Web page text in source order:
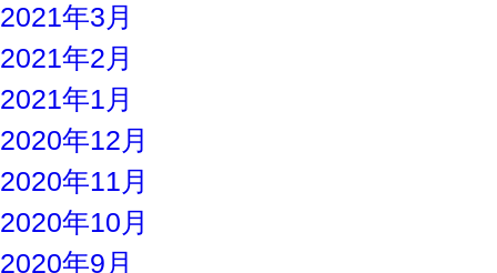
2021年3月
2021年2月
2021年1月
2020年12月
2020年11月
2020年10月
2020年9月